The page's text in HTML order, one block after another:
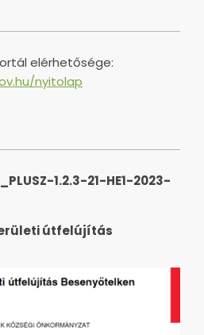
elérhetősége:
nyitolap
1.2.3-21-HE1-2023-
útfelújítás